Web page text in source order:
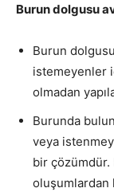
Burun dolgusu
Burun
istemeyenler
olmadan
Burunda
veya
bir
oluşumlardan